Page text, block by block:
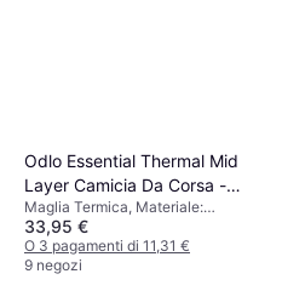
Odlo Essential Thermal Mid
Layer Camicia Da Corsa -
Nero
Maglia Termica, Materiale:
Elastane/Lycra/Spandex,
Poliestere, Traspirante
33,95 €
O 3 pagamenti di 11,31 €
9 negozi